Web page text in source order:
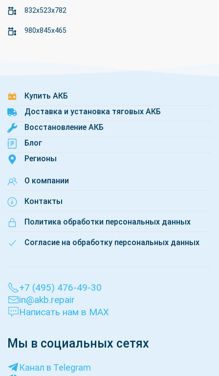
832x523x782
980x845x465
Купить АКБ
Доставка и установка тяговых АКБ
Восстановление АКБ
Блог
Регионы
О компании
Контакты
Политика обработки персональных данных
Согласие на обработку персональных данных
+7 (495) 476-49-30
in@akb.repair
Написать нам в MAX
Мы в социальных сетях
Канал в Telegram